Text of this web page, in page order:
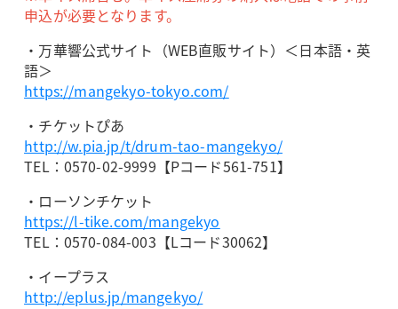
申込が必要となります。
・万華響公式サイト（WEB直販サイト）＜日本語・英
語＞
https://mangekyo-tokyo.com/
・チケットぴあ
http://w.pia.jp/t/drum-tao-mangekyo/
TEL：0570-02-9999【Pコード561-751】
・ローソンチケット
https://l-tike.com/mangekyo
TEL：0570-084-003【Lコード30062】
・イープラス
http://eplus.jp/mangekyo/